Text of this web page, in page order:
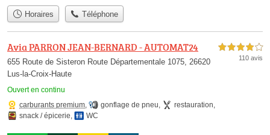
Horaires Téléphone
Avia PARRON JEAN-BERNARD - AUTOMAT24
655 Route de Sisteron Route Départementale 1075, 26620
Lus-la-Croix-Haute
Ouvert en continu
4,0 étoiles sur 5
110 avis
carburants premium, gonflage de pneu, restauration,
snack / épicerie, WC